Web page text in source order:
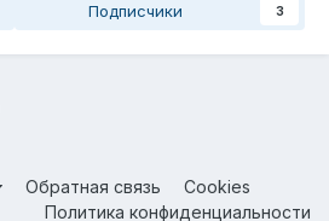
Подписчики 3
Обратная связь
Cookies
Политика конфиденциальности